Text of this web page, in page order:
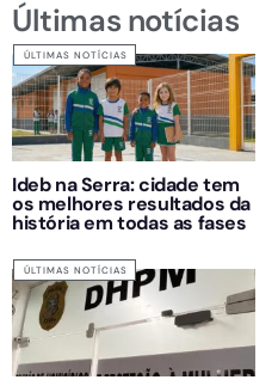
Últimas notícias
ÚLTIMAS NOTÍCIAS
Ideb na Serra: cidade tem
os melhores resultados da
história em todas as fases
ÚLTIMAS NOTÍCIAS